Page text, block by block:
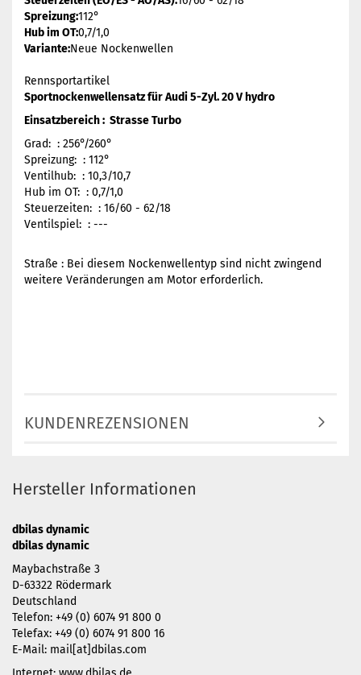
Spreizung:112°
Hub im OT:0,7/1,0
Variante:Neue Nockenwellen
Rennsportartikel
Sportnockenwellensatz für Audi 5-Zyl. 20 V hydro
Einsatzbereich : Strasse Turbo
Grad: : 256°/260°
Spreizung: : 112°
Ventilhub: : 10,3/10,7
Hub im OT: : 0,7/1,0
Steuerzeiten: : 16/60 - 62/18
Ventilspiel: : ---
Straße : Bei diesem Nockenwellentyp sind nicht zwingend
weitere Veränderungen am Motor erforderlich.
KUNDENREZENSIONEN
Hersteller Informationen
dbilas dynamic
dbilas dynamic
Maybachstraße 3
D-63322 Rödermark
Deutschland
Telefon: +49 (0) 6074 91 800 0
Telefax: +49 (0) 6074 91 800 16
E-Mail: mail[at]dbilas.com